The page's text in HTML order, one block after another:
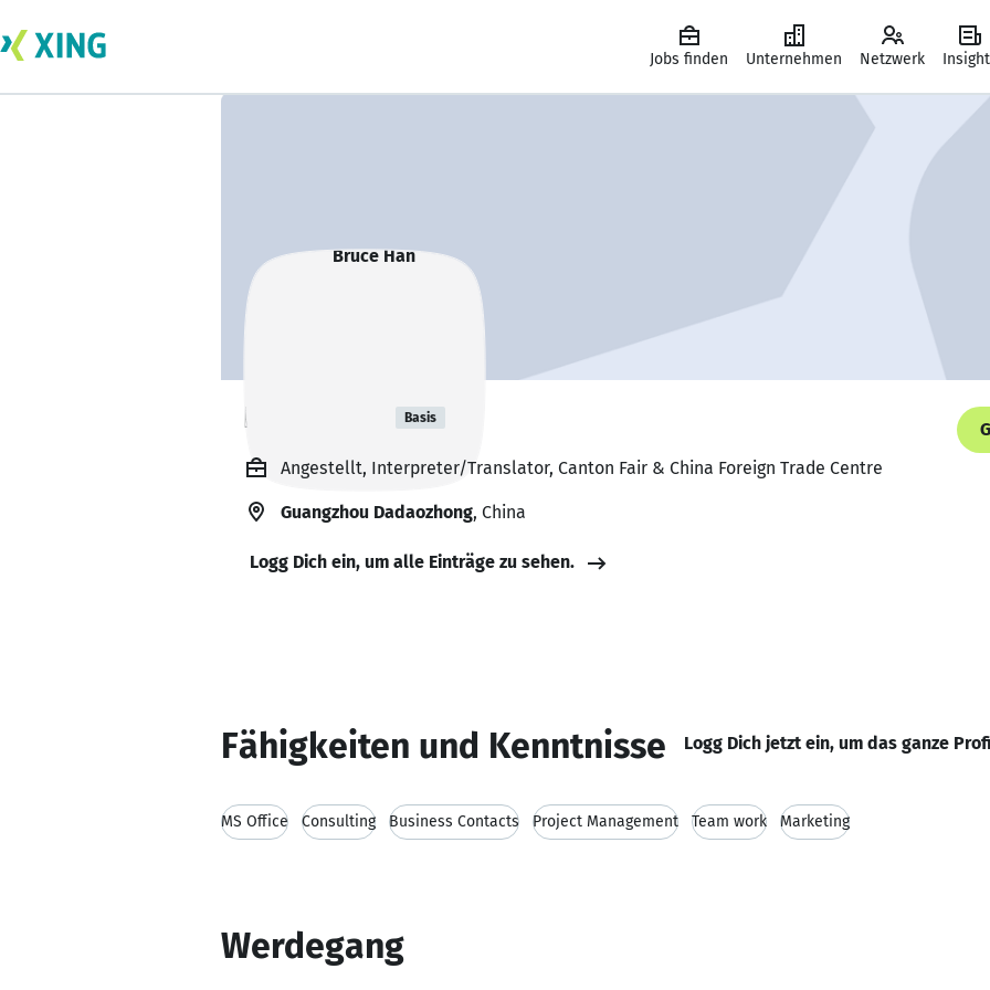
Jobs finden Unternehmen Netzwerk
Bruce Han Basis
Angestellt, Interpreter/Translator, Canton Fair & China Foreign Trade Centre
Guangzhou Dadaozhong, China
Logg Dich ein, um alle Einträge zu sehen.
Fähigkeiten und Kenntnisse Logg Dich jetzt ein, um das ganze
MS Office Consulting Business Contacts Project Management Team work Marketing
Werdegang